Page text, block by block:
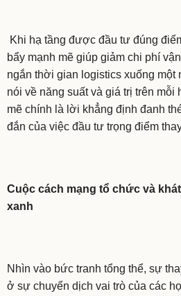
Khi hạ tầng được đầu tư đúng
bẩy mạnh mẽ giúp giảm chi phí
ngắn thời gian logistics xuống
nói về năng suất và giá trị trên mỗi
mẽ chính là lời khẳng định đanh
đắn của việc đầu tư trọng điểm
Cuộc cách mạng tổ chức và
xanh
Nhìn vào bức tranh tổng thể, sự
ở sự chuyển dịch vai trò của các